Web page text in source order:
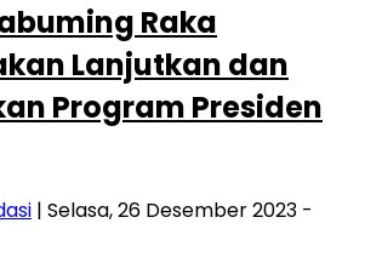
Raka
Lanjutkan dan
Program Presiden
| Selasa, 26 Desember 2023 -